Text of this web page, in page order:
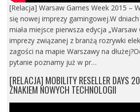
[Relacja] Warsaw Games Week 2015 –
się nowej imprezy gamingowej.W
miała miejsce pierwsza edycja „Warsaw
imprezy związanej z branżą rozrywki
zagości na mapie Warszawy na
pytanie poznamy już w pr…
[RELACJA] MOBILITY RESELLER DAYS
ZNAKIEM NOWYCH TECHNOLOGII